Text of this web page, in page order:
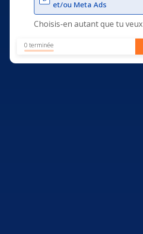
et/ou Meta Ads
Choisis-en autant que tu veux
0 terminée